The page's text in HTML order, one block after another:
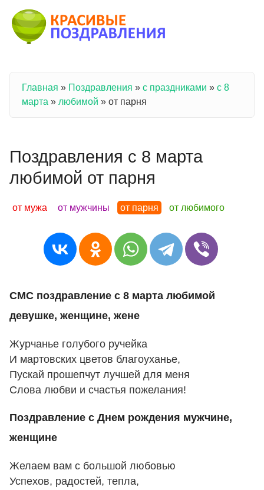
Вы здесь
Главная » Поздравления » с праздниками » с 8
марта » любимой » от парня
Поздравления с 8 марта
любимой от парня
от мужа от мужчины от парня от любимого
СМС поздравление с 8 марта любимой
девушке, женщине, жене
Журчанье голубого ручейка
И мартовских цветов благоуханье,
Пускай прошепчут лучшей для меня
Слова любви и счастья пожелания!
Поздравление с Днем рождения мужчине,
женщине
Желаем вам с большой любовью
Успехов, радостей, тепла,